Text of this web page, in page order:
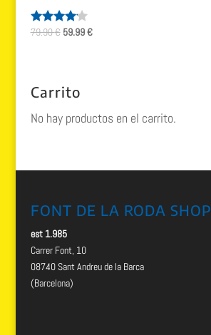
Valorado
79.90€ El
79.90 €.
59.99€El
Carrito
No hay productos en el carrito.
FONT DE LA RODA SHOP
est 1.985
Carrer Font, 10
08740 Sant Andreu de la Barca
(Barcelona)